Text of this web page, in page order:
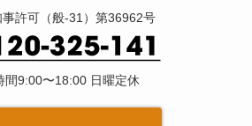
許可（般-31）第36962号
間9:00〜18:00 日曜定休